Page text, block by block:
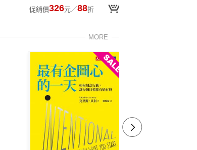
促銷價326元／88折
MORE